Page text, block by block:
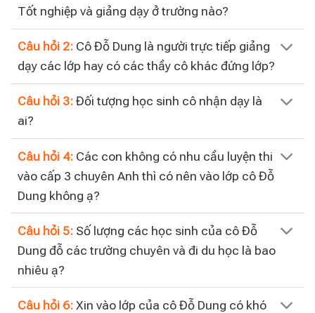
Tốt nghiệp và giảng dạy ở trường nào?
Câu hỏi 2: Cô Đỗ Dung là người trực tiếp giảng
dạy các lớp hay có các thầy cô khác đứng lớp?
Câu hỏi 3: Đối tượng học sinh cô nhận dạy là
ai?
Câu hỏi 4: Các con không có nhu cầu luyện thi
vào cấp 3 chuyên Anh thì có nên vào lớp cô Đỗ
Dung không ạ?
Câu hỏi 5: Số lượng các học sinh của cô Đỗ
Dung đỗ các trường chuyên và đi du học là bao
nhiêu ạ?
Câu hỏi 6: Xin vào lớp của cô Đỗ Dung có khó